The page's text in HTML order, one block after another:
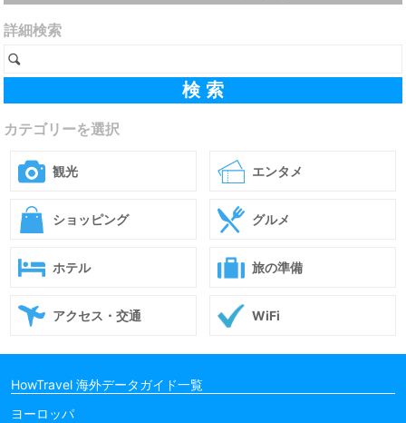
詳細検索
カテゴリーを選択
観光 エンタメ
ショッピング グルメ
ホテル 旅の準備
アクセス・交通 WiFi
HowTravel 海外データガイド一覧
ヨーロッパ